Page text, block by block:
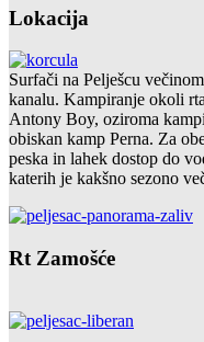
Lokacija
Surfači na Pelješcu
kanalu. Kampiranje okoli
Antony Boy, oziroma
obiskan kamp Perna. Za
peska in lahek dostop do
katerih je kakšno sezono
Rt Zamošće